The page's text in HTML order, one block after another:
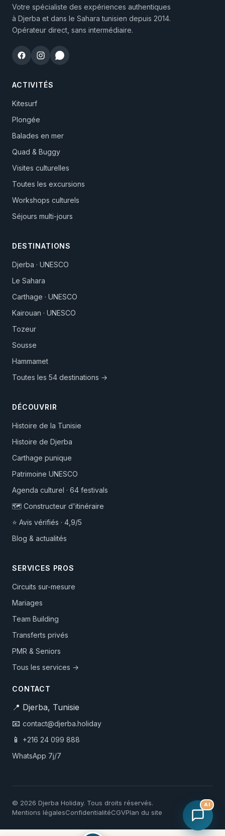
Votre spécialiste des expériences authentiques
à Djerba et dans le Sahara tunisien depuis 2014.
Opérateur direct, sans intermédiaire.
ACTIVITÉS
Kitesurf
Plongée
Balades en mer
Quad & Buggy
Visites culturelles
Toutes les excursions
Workshops culturels
Séjours multi-jours
DESTINATIONS
Djerba · UNESCO
Le Sahara
Carthage · UNESCO
Kairouan · UNESCO
Tozeur
Sousse
Hammamet
Toutes les 54 destinations →
DÉCOUVRIR
Histoire de la Tunisie
Histoire de Djerba
Carthage punique
Patrimoine UNESCO
Agenda culturel · 64 festivals
🗺️ Constructeur d'itinéraire
⭐ Avis vérifiés · 4,9/5
Blog & actualités
SERVICES PROS
Circuits sur-mesure
Mariages
Team Building
Transferts privés
PMR & Seniors
Tous les services →
CONTACT
📍 Djerba, Tunisie
📧 contact@djerba.holiday
📱
+216 24 099 888
WhatsApp 7j/7
© 2026 Djerba Holiday. Tous droits réservés.
Mentions légalesConfidentialitéCGVPlan du site
AI